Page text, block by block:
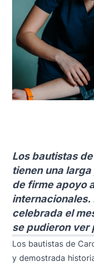
Los bautistas
tienen una
de firme apoyo
internacionales.
celebrada el
se pudieron ver
Los bautistas de
y demostrada